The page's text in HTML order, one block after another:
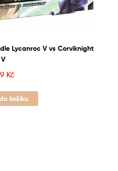
Lycanroc V vs Corviknight
V
Kč
košíku